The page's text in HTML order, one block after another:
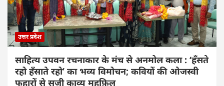
उत्तर प्रदेश
साहित्य उपवन रचनाकार के मंच से अनमोल कला : ‘हॅंसते
रहो हॅंसाते रहो’ का भव्य विमोचन; कवियों की ओजस्वी
फुहारों से सजी काव्य महफ़िल